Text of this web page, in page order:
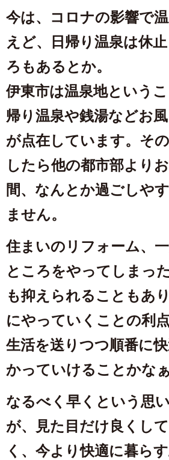
今は、コロナの影響で
えど、日帰り温泉は休
ろもあるとか。
伊東市は温泉地という
帰り温泉や銭湯などお
が点在しています。そ
したら他の都市部より
間、なんとか過ごしや
ません。
住まいのリフォーム、
ところをやってしまっ
も抑えられることもあ
にやっていくことの利
生活を送りつつ順番に
かっていけることかな
なるべく早くという思
が、見た目だけ良くし
く、今より快適に暮ら